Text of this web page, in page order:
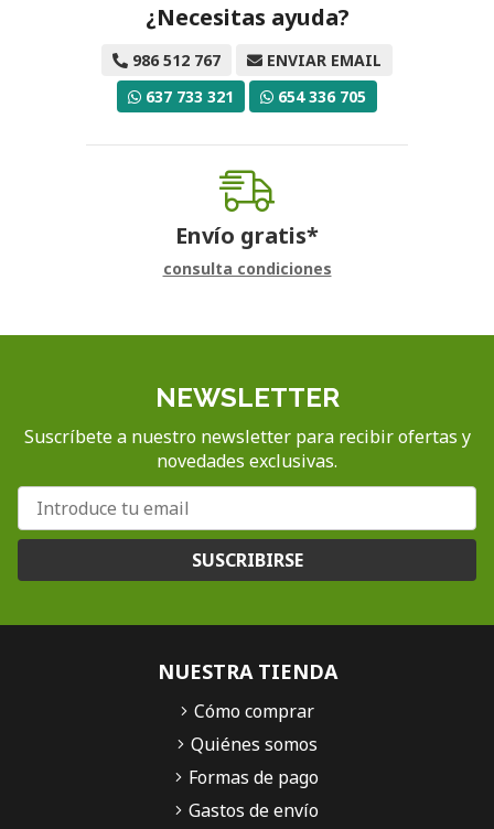
¿Necesitas ayuda?
986 512 767
ENVIAR EMAIL
637 733 321
654 336 705
Envío gratis*
consulta condiciones
NEWSLETTER
Suscríbete a nuestro newsletter para recibir ofertas y
novedades exclusivas.
SUSCRIBIRSE
NUESTRA TIENDA
Cómo comprar
Quiénes somos
Formas de pago
Gastos de envío